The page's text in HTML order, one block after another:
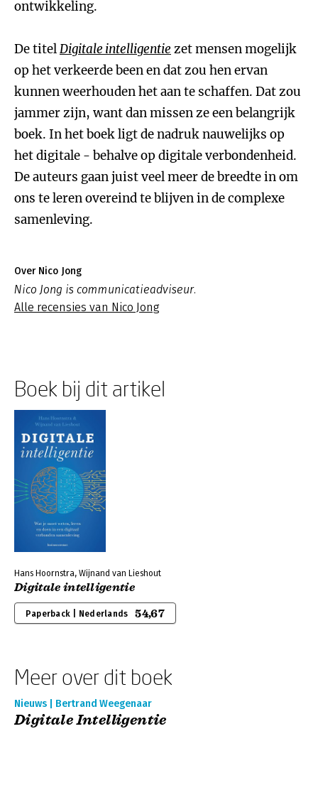
ontwikkeling.
De titelDigitale intelligentie zet mensen mogelijk
op het verkeerde been en dat zou hen ervan
kunnen weerhouden het aan te schaffen. Dat zou
jammer zijn, want dan missen ze een belangrijk
boek. In het boek ligt de nadruk nauwelijks op
het digitale - behalve op digitale verbondenheid.
De auteurs gaan juist veel meer de breedte in om
ons te leren overeind te blijven in de complexe
samenleving.
Over Nico Jong
Nico Jong is communicatieadviseur.
Alle recensies van Nico Jong
Boek bij dit artikel
Hans Hoornstra, Wijnand van Lieshout
Digitale intelligentie
Paperback | Nederlands 54,67
Meer over dit boek
Nieuws | Bertrand Weegenaar
Digitale Intelligentie